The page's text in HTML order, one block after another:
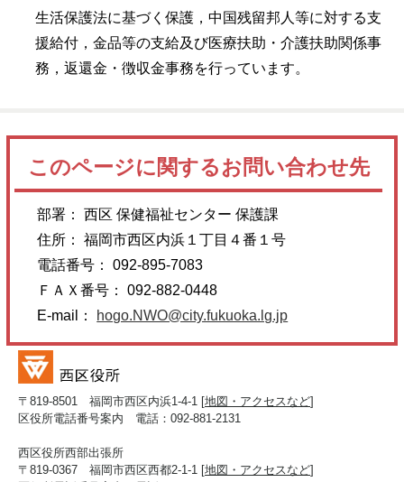
生活保護法に基づく保護，中国残留邦人等に対する支
援給付，金品等の支給及び医療扶助・介護扶助関係事
務，返還金・徴収金事務を行っています。
このページに関するお問い合わせ先
部署： 西区 保健福祉センター 保護課
住所： 福岡市西区内浜１丁目４番１号
電話番号： 092-895-7083
ＦＡＸ番号： 092-882-0448
E-mail：
hogo.NWO@city.fukuoka.lg.jp
〒819-8501 福岡市西区内浜1-4-1 [地図・アクセスなど]
区役所電話番号案内 電話：092-881-2131
西区役所西部出張所
〒819-0367 福岡市西区西都2-1-1 [地図・アクセスなど]